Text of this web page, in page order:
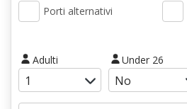
Porti alternativi
Adulti Under 26